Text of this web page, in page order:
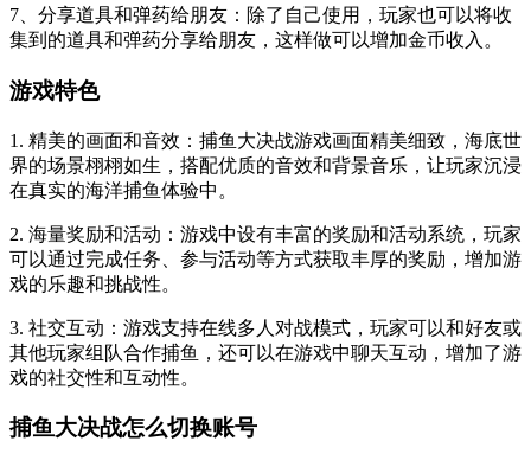
7、分享道具和弹药给朋友：除了自己使用，玩家也可以将收
集到的道具和弹药分享给朋友，这样做可以增加金币收入。
游戏特色
1. 精美的画面和音效：捕鱼大决战游戏画面精美细致，海底世
界的场景栩栩如生，搭配优质的音效和背景音乐，让玩家沉浸
在真实的海洋捕鱼体验中。
2. 海量奖励和活动：游戏中设有丰富的奖励和活动系统，玩家
可以通过完成任务、参与活动等方式获取丰厚的奖励，增加游
戏的乐趣和挑战性。
3. 社交互动：游戏支持在线多人对战模式，玩家可以和好友或
其他玩家组队合作捕鱼，还可以在游戏中聊天互动，增加了游
戏的社交性和互动性。
捕鱼大决战怎么切换账号